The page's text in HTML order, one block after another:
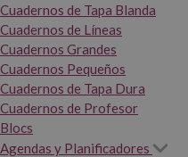
Cuadernos de Tapa Blanda
Cuadernos de Líneas
Cuadernos Grandes
Cuadernos Pequeños
Cuadernos de Tapa Dura
Cuadernos de Profesor
Blocs
Agendas y Planificadores